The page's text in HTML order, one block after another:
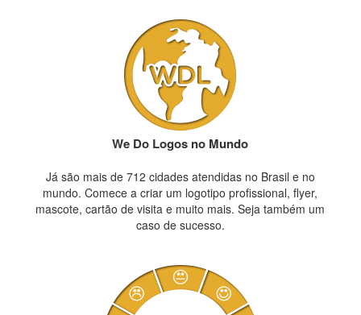
We Do Logos no Mundo
Já são mais de 712 cidades atendidas no Brasil e no
mundo. Comece a criar um logotipo profissional, flyer,
mascote, cartão de visita e muito mais. Seja também um
caso de sucesso.